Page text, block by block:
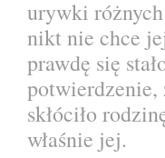
urywki
nikt nie chce
prawdę się
potwierdzenie,
skłóciło
właśnie jej.